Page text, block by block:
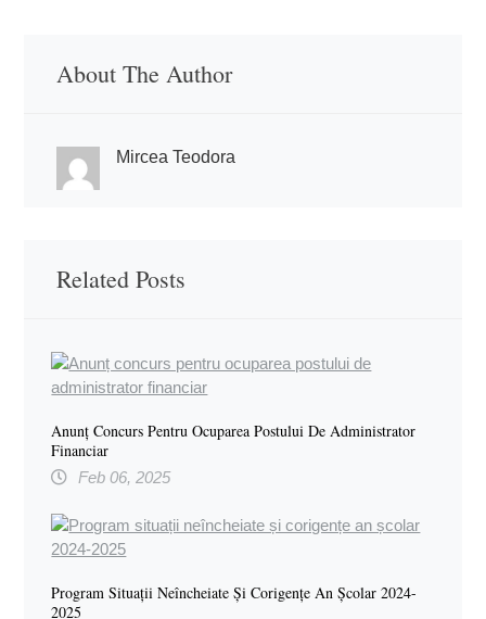
About The Author
Mircea Teodora
Related Posts
Anunț Concurs Pentru Ocuparea Postului De Administrator
Financiar
Feb 06, 2025
Program Situații Neîncheiate Și Corigențe An Școlar 2024-
2025